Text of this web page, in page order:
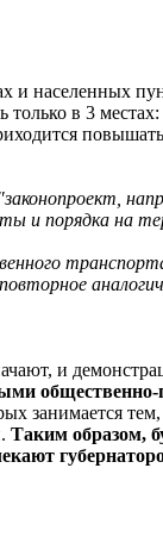
и населенных
в 3 местах:
повышать
и порядка на
и
занимается
Таким образом,